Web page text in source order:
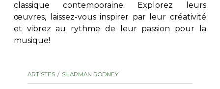
PARTITIONS POUR ENSEMBLES
Guitare et un autre
Musique de chambre
classique contemporaine. Explorez leurs
œuvres, laissez-vous inspirer par leur créativité
et vibrez au rythme de leur passion pour la
musique!
ARTISTES SHARMAN RODNEY